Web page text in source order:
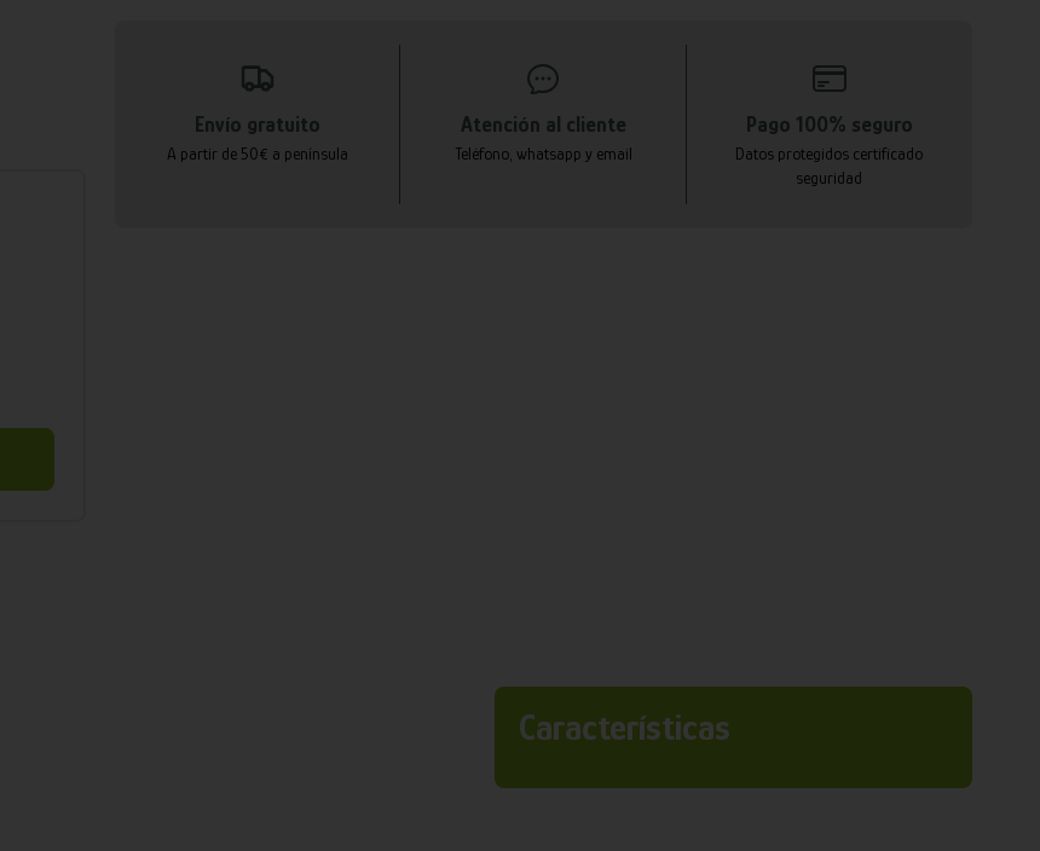
Envío gratuito
A partir de 50€ a península
Atención al cliente
Teléfono, whatsapp y email
Pago 100% seguro
Datos protegidos certificado
seguridad
Características